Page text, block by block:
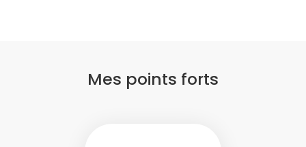
Mes points forts